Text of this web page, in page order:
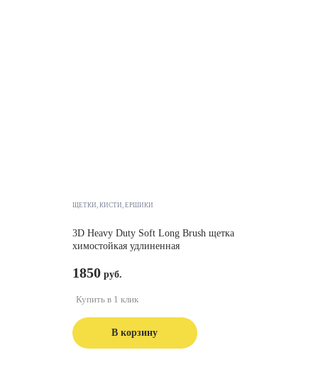
ЩЕТКИ, КИСТИ, ЁРШИКИ
3D Heavy Duty Soft Long Brush щетка
химостойкая удлиненная
1850
В корзину
Купить в 1 клик